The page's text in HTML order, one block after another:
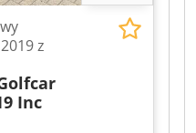
Trading B.V.
z
Inc